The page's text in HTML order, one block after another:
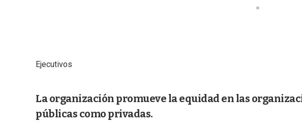
Ejecutivos
La organización promueve la equidad en las
públicas como privadas.